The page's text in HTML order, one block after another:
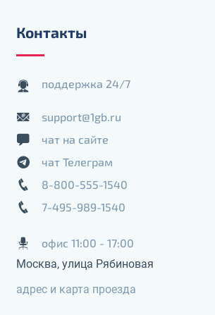
Контакты
поддержка 24/7
support@1gb.ru
чат на сайте
чат Телеграм
8-800-555-1540
7-495-989-1540
офис 11:00 - 17:00
Москва, улица Рябиновая
адрес и карта проезда